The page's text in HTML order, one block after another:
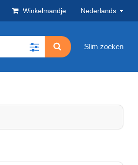
Winkelmandje Nederlands
Slim zoeken